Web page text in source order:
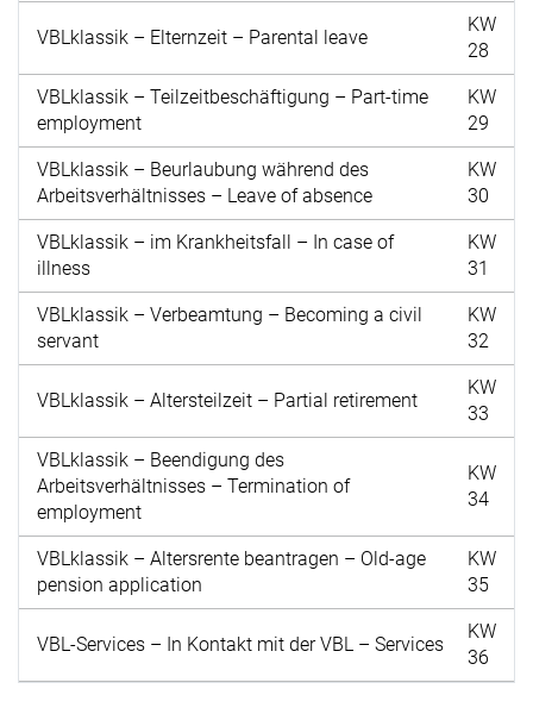
VBLklassik – Elternzeit – Parental leave
KW
28
VBLklassik – Teilzeitbeschäftigung – Part-time
employment
KW
29
VBLklassik – Beurlaubung während des
Arbeitsverhältnisses – Leave of absence
KW
30
VBLklassik – im Krankheitsfall – In case of
illness
KW
31
VBLklassik – Verbeamtung – Becoming a civil
servant
KW
32
VBLklassik – Altersteilzeit – Partial retirement
KW
33
VBLklassik – Beendigung des
Arbeitsverhältnisses – Termination of
employment
KW
34
VBLklassik – Altersrente beantragen – Old-age
pension application
KW
35
VBL-Services – In Kontakt mit der VBL – Services
KW
36